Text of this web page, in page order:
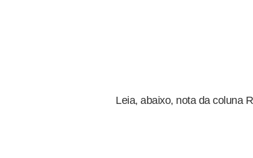
Leia, abaixo, nota da coluna